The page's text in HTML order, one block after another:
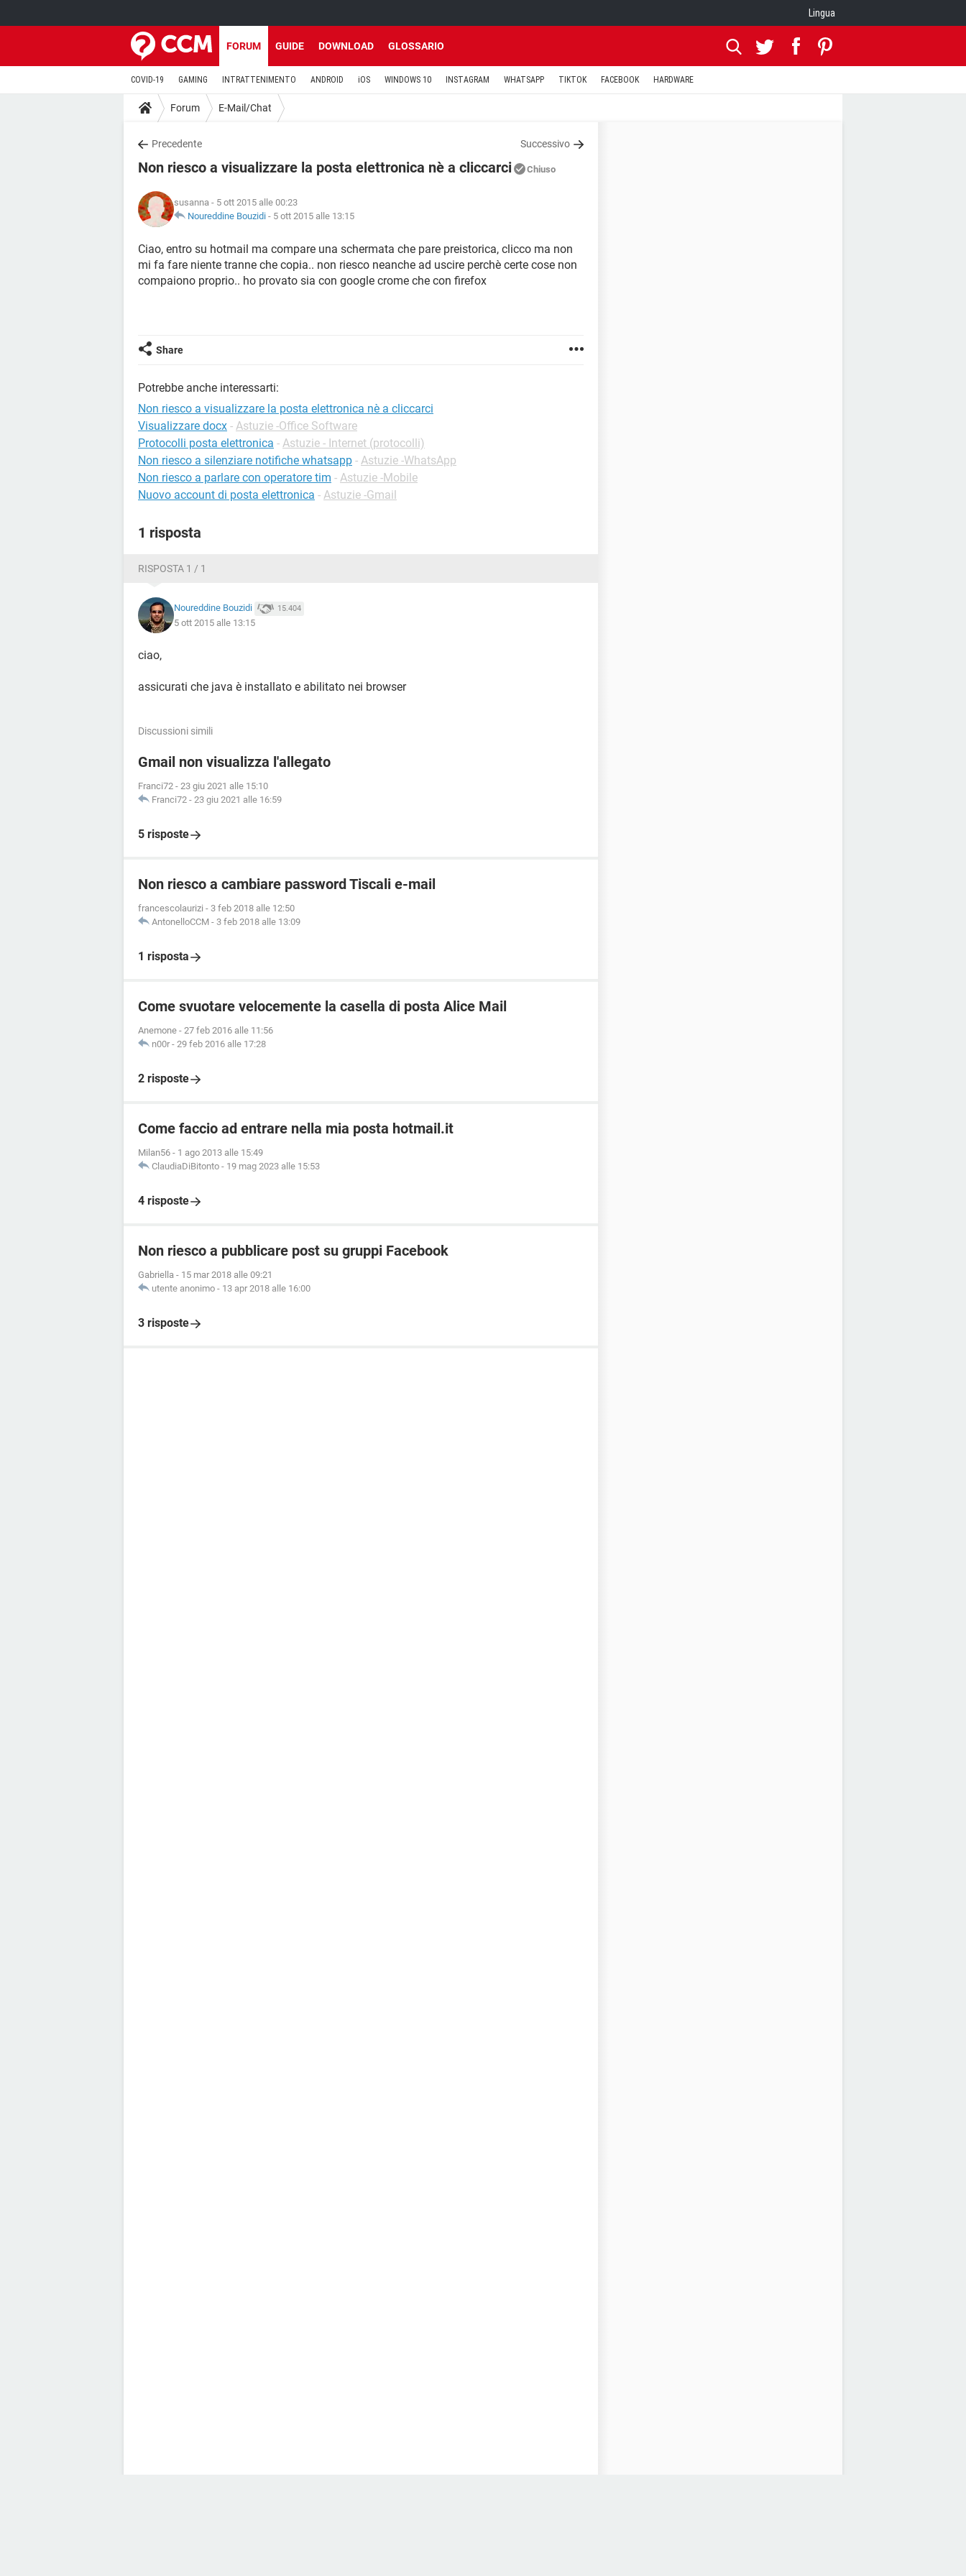
Lingua
FORUM GUIDE DOWNLOAD GLOSSARIO
COVID-19 GAMING INTRATTENIMENTO ANDROID iOS WINDOWS 10 INSTAGRAM WHATSAPP TIKTOK FACEBOOK HARDWARE
Forum E-Mail/Chat
Precedente Successivo
Non riesco a visualizzare la posta elettronica nè a cliccarci Chiuso
susanna - 5 ott 2015 alle 00:23
Noureddine Bouzidi - 5 ott 2015 alle 13:15
Ciao, entro su hotmail ma compare una schermata che pare preistorica, clicco ma non
mi fa fare niente tranne che copia.. non riesco neanche ad uscire perchè certe cose non
compaiono proprio.. ho provato sia con google crome che con firefox
Share
Potrebbe anche interessarti:
Non riesco a visualizzare la posta elettronica nè a cliccarci
Visualizzare docx - Astuzie -Office Software
Protocolli posta elettronica - Astuzie - Internet (protocolli)
Non riesco a silenziare notifiche whatsapp - Astuzie -WhatsApp
Non riesco a parlare con operatore tim - Astuzie -Mobile
Nuovo account di posta elettronica - Astuzie -Gmail
1 risposta
RISPOSTA 1 / 1
Noureddine Bouzidi 15.404
5 ott 2015 alle 13:15
ciao,
assicurati che java è installato e abilitato nei browser
Discussioni simili
Gmail non visualizza l'allegato
Franci72 - 23 giu 2021 alle 15:10
Franci72 - 23 giu 2021 alle 16:59
5 risposte
Non riesco a cambiare password Tiscali e-mail
francescolaurizi - 3 feb 2018 alle 12:50
AntonelloCCM - 3 feb 2018 alle 13:09
1 risposta
Come svuotare velocemente la casella di posta Alice Mail
Anemone - 27 feb 2016 alle 11:56
n00r - 29 feb 2016 alle 17:28
2 risposte
Come faccio ad entrare nella mia posta hotmail.it
Milan56 - 1 ago 2013 alle 15:49
ClaudiaDiBitonto - 19 mag 2023 alle 15:53
4 risposte
Non riesco a pubblicare post su gruppi Facebook
Gabriella - 15 mar 2018 alle 09:21
utente anonimo - 13 apr 2018 alle 16:00
3 risposte